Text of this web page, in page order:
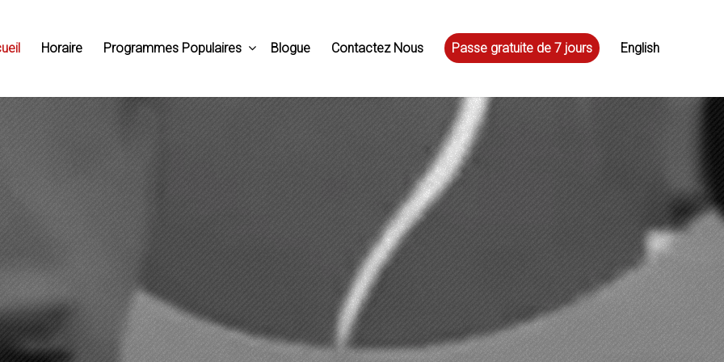
Horaire Programmes Populaires Blogue Contactez Nous Passe gratuite de 7 jours English